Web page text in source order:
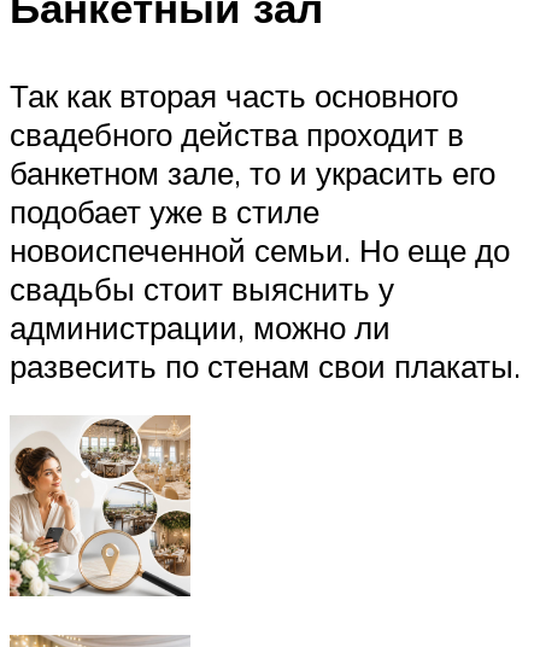
Так как вторая часть основного
свадебного действа проходит в
банкетном зале, то и украсить его
подобает уже в стиле
новоиспеченной семьи. Но еще до
свадьбы стоит выяснить у
администрации, можно ли
развесить по стенам свои плакаты.